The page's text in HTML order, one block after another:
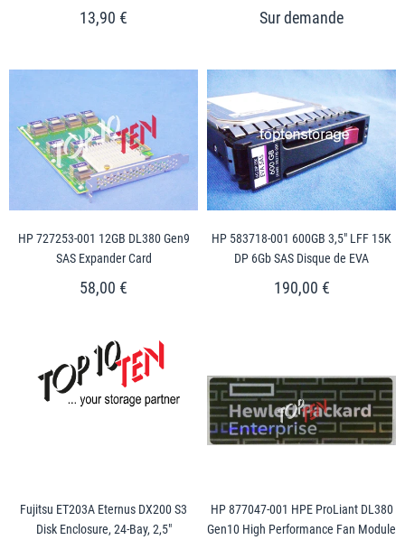
13,90 €
HP 727253-001 12GB DL380 Gen9
SAS Expander Card
58,00 €
HP 583718-001 600GB 3,5" LFF 15K
DP 6Gb SAS Disque de EVA
190,00 €
Fujitsu ET203A Eternus DX200 S3
Disk Enclosure, 24-Bay, 2,5"
HP 877047-001 HPE ProLiant DL380
Gen10 High Performance Fan Module